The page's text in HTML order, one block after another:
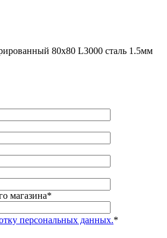
80х80 L3000 сталь 1.5мм
магазина*
персональных данных.*